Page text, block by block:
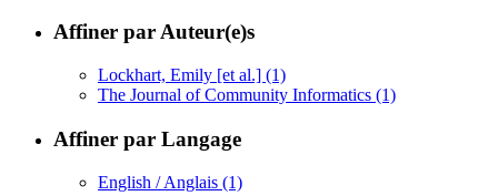
Affiner par Auteur(e)s
Lockhart, Emily [et al.] (1)
The Journal of Community Informatics (1)
Affiner par Langage
English / Anglais (1)